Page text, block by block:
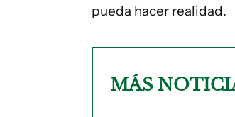
pueda hacer realidad.
MÁS